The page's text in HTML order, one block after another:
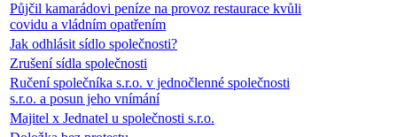
Půjčil kamarádovi peníze na provoz restaurace kvůli
covidu a vládním opatřením
Jak odhlásit sídlo společnosti?
Zrušení sídla společnosti
Ručení společníka s.r.o. v jednočlenné společnosti
s.r.o. a posun jeho vnímání
Majitel x Jednatel u společnosti s.r.o.